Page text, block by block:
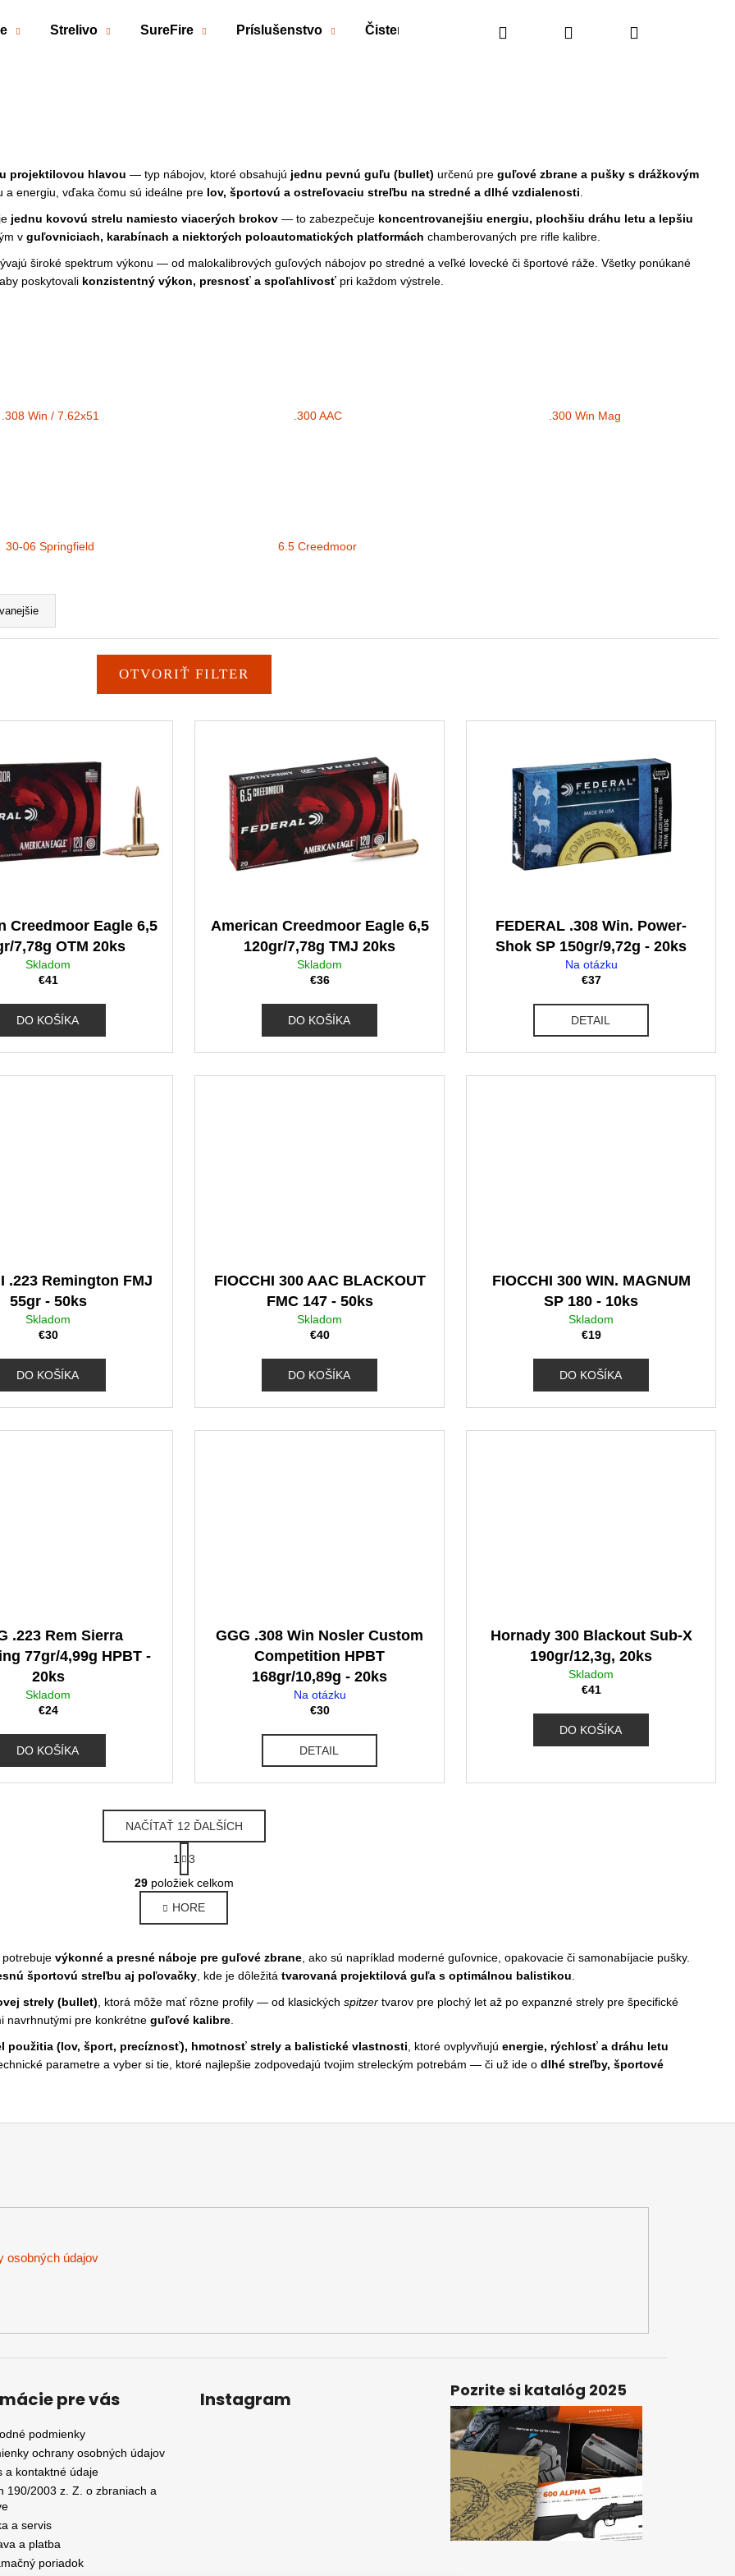
Strelivo SureFire Príslušenstvo Čistenie Náhradné diely Obranné spreje
Hľadať PrihlásenieNákupný
projektilovou hlavou — typ nábojov, ktoré obsahujú jednu pevnú guľu (bullet) určenú pre guľové zbrane a pušky s drážkovým
a energiu, vďaka čomu sú ideálne pre lov, športovú a ostreľovaciu streľbu na stredné a dlhé vzdialenosti
jednu kovovú strelu namiesto viacerých brokov — to zabezpečuje koncentrovanejšiu energiu, plochšiu dráhu letu a lepšiu
v guľovniciach, karabínach a niektorých poloautomatických platformách chamberovaných pre rifle kalibre.
široké spektrum výkonu — od malokalibrových guľových nábojov po stredné a veľké lovecké či športové ráže. Všetky ponúkané
poskytovali konzistentný výkon, presnosť a spoľahlivosť pri každom výstrele.
.308 Win / 7.62x51 .300 AAC .300 Win Mag
30-06 Springfield 6.5 Creedmoor
OTVORIŤ FILTER
Creedmoor Eagle 6,5
7,78g OTM 20ks
Skladom
€41
DO KOŠÍKA
American Creedmoor Eagle 6,5
120gr/7,78g TMJ 20ks
Skladom
€36
DO KOŠÍKA
FEDERAL .308 Win. Power-
Shok SP 150gr/9,72g - 20ks
Na otázku
€37
DETAIL
.223 Remington FMJ
55gr - 50ks
Skladom
€30
DO KOŠÍKA
FIOCCHI 300 AAC BLACKOUT
FMC 147 - 50ks
Skladom
€40
DO KOŠÍKA
FIOCCHI 300 WIN. MAGNUM
SP 180 - 10ks
Skladom
€19
DO KOŠÍKA
.223 Rem Sierra
77gr/4,99g HPBT -
20ks
Skladom
€24
DO KOŠÍKA
GGG .308 Win Nosler Custom
Competition HPBT
168gr/10,89g - 20ks
Na otázku
€30
DETAIL
Hornady 300 Blackout Sub-X
190gr/12,3g, 20ks
Skladom
€41
DO KOŠÍKA
O
v
l
á
d
a
c
i
e
p
r
v
v
NAČÍTAŤ 12 ĎALŠÍCH
S
t
r
á
n
k
v
a
i
e
1
3
29položiek celkom
HORE
potrebuje výkonné a presné náboje pre guľové zbrane, ako sú napríklad moderné guľovnice, opakovacie či samonabíjacie pušky.
športovú streľbu aj poľovačky, kde je dôležitá tvarovaná projektilová guľa s optimálnou balistikou.
strely (bullet), ktorá môže mať rôzne profily — od klasických spitzer tvarov pre plochý let až po expanzné strely pre špecifické
navrhnutými pre konkrétne guľové kalibre.
použitia (lov, šport, precíznosť), hmotnosť strely a balistické vlastnosti, ktoré ovplyvňujú energie, rýchlosť a dráhu letu
parametre a vyber si tie, ktoré najlepšie zodpovedajú tvojim streleckým potrebám — či už ide o dlhé streľby, športové
Odporúčame
osobných údajov
pre vás
podmienky
ochrany osobných údajov
a kontaktné údaje
190/2003 z. Z. o zbraniach a
a servis
a platba
poriadok
Instagram Pozrite si katalóg 2025